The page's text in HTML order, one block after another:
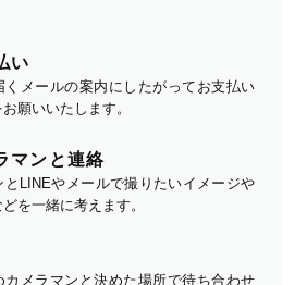
い
くメールの案内にしたがってお支払い
願いいたします。
マンと連絡
とLINEやメールで撮りたいイメージや
を一緒に考えます。
カメラマンと決めた場所で待ち合わせ